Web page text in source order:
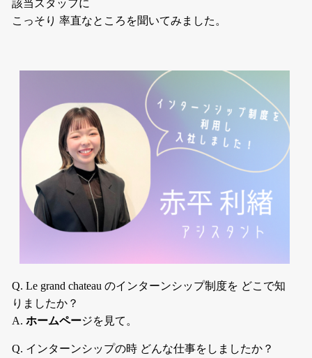
該当スタッフに
こっそり 率直なところを聞いてみました。
Q. Le grand chateau のインターンシップ制度を どこで知
りましたか？
A.ホームページを見て。
Q. インターンシップの時 どんな仕事をしましたか？